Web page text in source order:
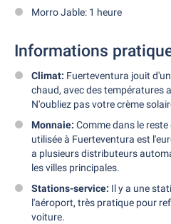
Morro Jable: 1 heure
Informations
Climat: Fuerteventura jouit
chaud, avec des températures
N'oubliez pas votre crème
Monnaie: Comme dans le
utilisée à Fuerteventura est
a plusieurs distributeurs
les villes principales.
Stations-service: Il y a une
l'aéroport, très pratique pour
voiture.